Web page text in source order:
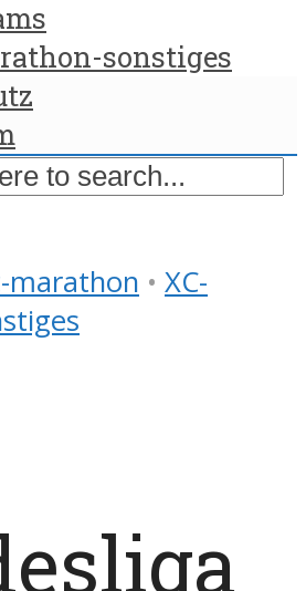
sonstiges
marathon • XC-